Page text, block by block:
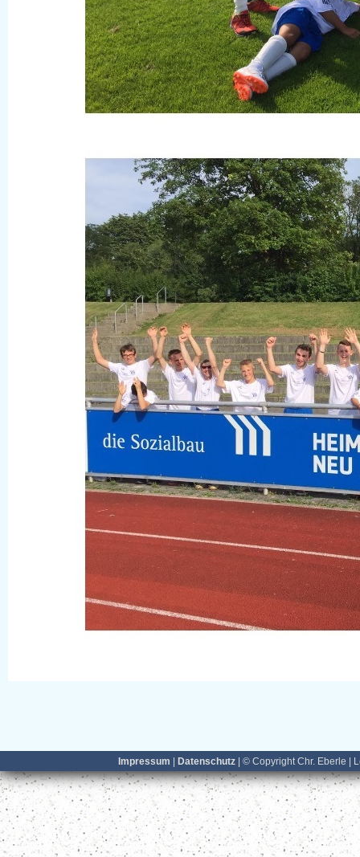
Impressum Datenschutz | © Copyright Chr. Eberle |